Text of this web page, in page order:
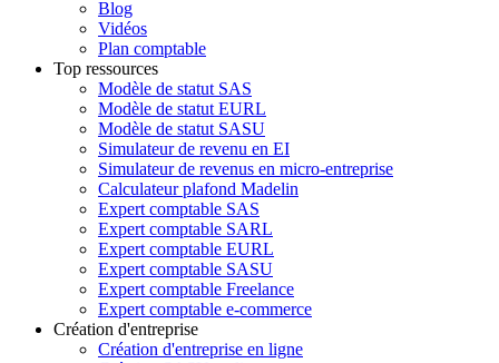
Blog
Vidéos
Plan comptable
Top ressources
Modèle de statut SAS
Modèle de statut EURL
Modèle de statut SASU
Simulateur de revenu en EI
Simulateur de revenus en micro-entreprise
Calculateur plafond Madelin
Expert comptable SAS
Expert comptable SARL
Expert comptable EURL
Expert comptable SASU
Expert comptable Freelance
Expert comptable e-commerce
Création d'entreprise
Création d'entreprise en ligne